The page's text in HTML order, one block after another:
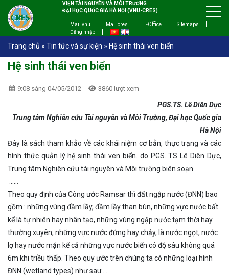
VIỆN TÀI NGUYÊN VÀ MÔI TRƯỜNG
ĐẠI HỌC QUỐC GIA HÀ NỘI (VNU-CRES)
Mail vnu Mail cres E-Office
Sitemaps
Đăng nhập
Trang chủ » Tin tức và sự kiện » Hệ sinh thái ven biển
Hệ sinh thái ven biển
9:08 sáng 04/05/2012 3860 lượt xem
PGS.TS. Lê Diên Dực
Trung tâm Nghiên cứu Tài nguyên và Môi Trường, Đại học Quốc gia
Hà Nội
Đây là sách tham khảo về các khái niệm cơ bản, thực trạng và các
hình thức quản lý hệ sinh thái ven biển. do PGS. TS Lê Diên Dực,
Trung tâm Nghiên cứu tài nguyên và Môi trường biên soạn.
Theo quy định của Công ước Ramsar thì đất ngập nước (ĐNN) bao
gồm : những vùng đầm lầy, đầm lầy than bùn, những vực nước bất
kể là tự nhiên hay nhân tạo, những vùng ngập nước tạm thời hay
thường xuyên, những vực nước đứng hay chảy, là nước ngọt, nước
lợ hay nước mặn kể cả những vực nước biển có độ sâu không quá
6m khi triều thấp. Theo quy ước trên chúng ta có những loại hình
ĐNN (wetland types) như sau:….